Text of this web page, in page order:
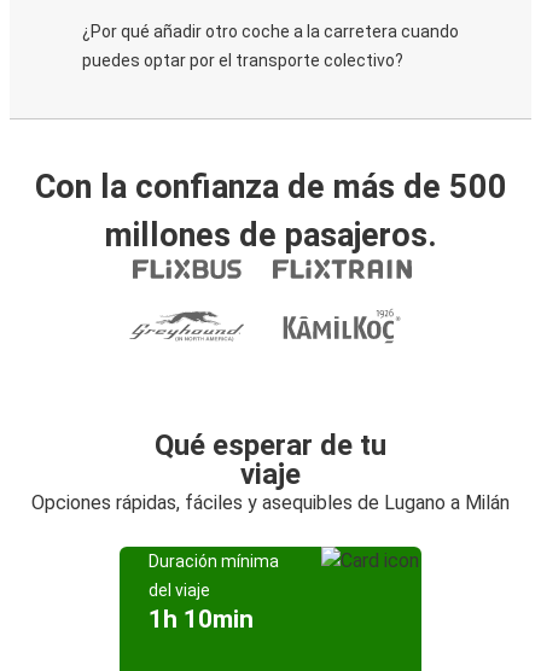
¿Por qué añadir otro coche a la carretera cuando
puedes optar por el transporte colectivo?
Con la confianza de más de 500
millones de pasajeros.
Qué esperar de tu
viaje
Opciones rápidas, fáciles y asequibles de Lugano a Milán
Duración mínima
del viaje
1h 10min